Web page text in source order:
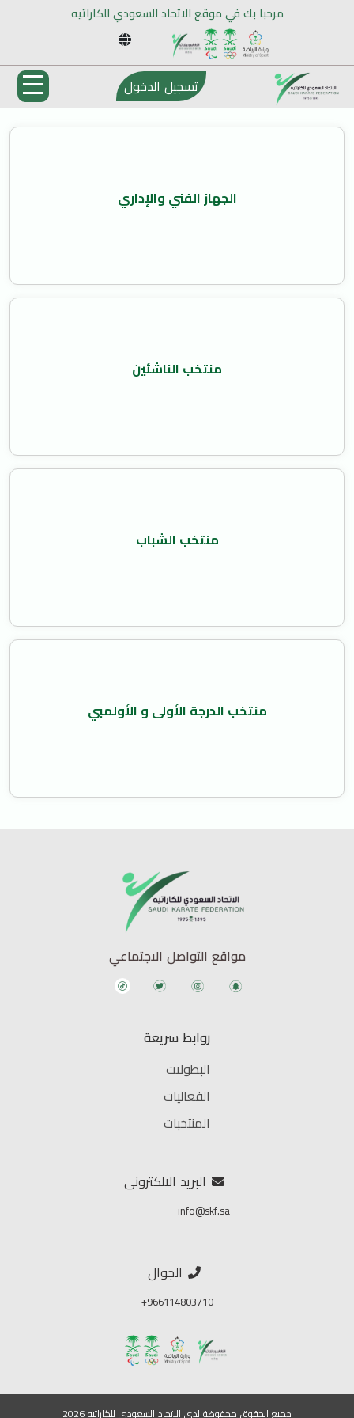
مرحبا بك في موقع الاتحاد السعودي للكاراتيه
تسجيل الدخول
الجهاز الفني والإداري
منتخب الناشئين
منتخب الشباب
منتخب الدرجة الأولى و الأولمبي
مواقع التواصل الاجتماعي
روابط سريعة
البطولات
الفعاليات
المنتخبات
البريد الالكترونى
info@skf.sa
الجوال
966114803710+
جميع الحقوق محفوظة لدي الاتحاد السعودي للكاراتيه 2026